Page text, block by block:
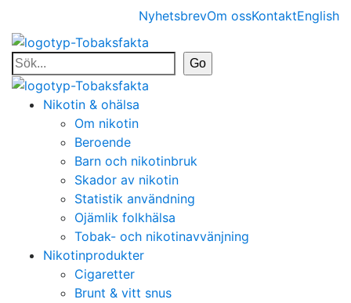
NyhetsbrevOm ossKontaktEnglish
Nikotin & ohälsa
Om nikotin
Beroende
Barn och nikotinbruk
Skador av nikotin
Statistik användning
Ojämlik folkhälsa
Tobak- och nikotinavvänjning
Nikotinprodukter
Cigaretter
Brunt & vitt snus